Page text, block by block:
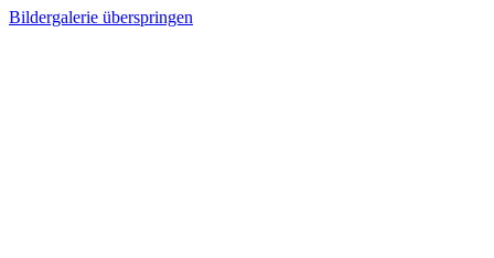
Bildergalerie überspringen